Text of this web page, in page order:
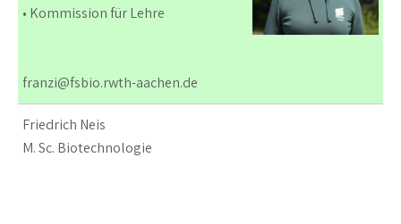
• Kommission für Lehre
franzi@fsbio.rwth-aachen.de
Friedrich Neis
M. Sc. Biotechnologie